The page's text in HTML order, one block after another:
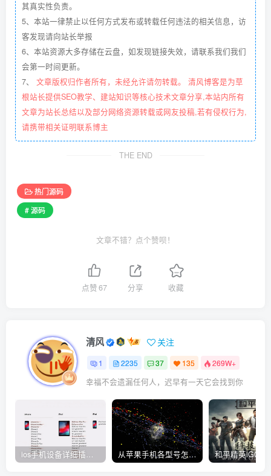
其真实性负责。
5、本站一律禁止以任何方式发布或转载任何违法的相关信息，访
客发现请向站长举报
6、本站资源大多存储在云盘，如发现链接失效，请联系我们我们
会第一时间更新。
7、 文章版权归作者所有，未经允许请勿转载。 清风博客是为草
根站长提供SEO教学、建站知识等核心技术文章分享,本站内所有
文章为站长总结以及部分网络资源转载或网友投稿,若有侵权行为,
请携带相关证明联系博主
THE END
热门源码
# 源码
文章不错？点个赞呗！
点赞67 分享 收藏
清风 关注
1 2235 37 135 269W+
幸福不会遗漏任何人，迟早有一天它会找到你
从苹果手机各型号怎么越狱到怎么开科技完整教程